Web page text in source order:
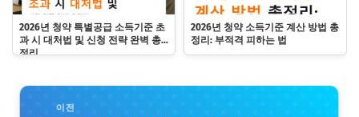
2026년 청약 특별공급 소득기준 초
과 시 대처법 및 신청 전략 완벽 총
정리
2026년 청약 소득기준 계산 방법 총
정리: 부적격 피하는 법
이전